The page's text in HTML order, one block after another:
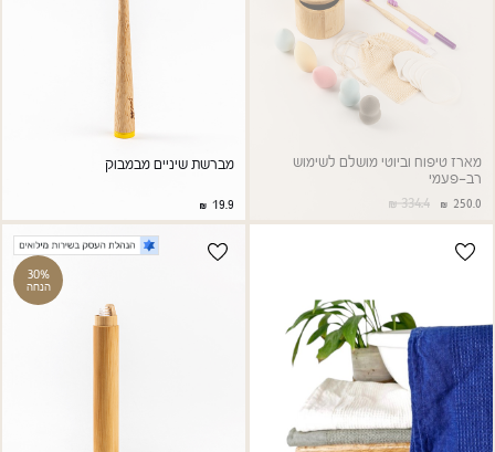
מארז טיפוח וביוטי מושלם לשימוש
רב-פעמי
250.0
334.4
מברשת שיניים מבמבוק
19.9
30%
הנחה